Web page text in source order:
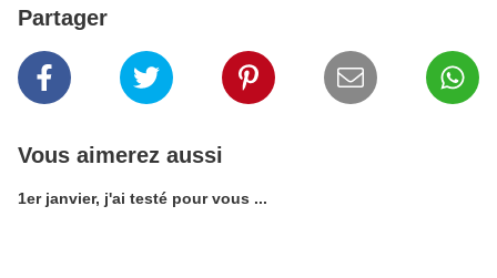
Partager
Vous aimerez aussi
1er janvier, j'ai testé pour vous ...